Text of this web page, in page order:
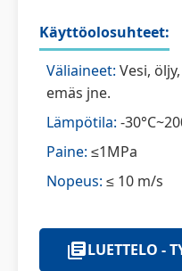
Käyttöolosuhteet:
Väliaineet: Vesi,
emäs jne.
Lämpötila: -
Paine: ≤1MPa
Nopeus: ≤ 10 m/s
LUETTELO -